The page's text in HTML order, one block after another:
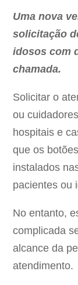
Uma nova
solicitação
idosos com
chamada.
Solicitar o
ou
hospitais e
que os
instalados
pacientes ou
No entanto,
complicada
alcance da
atendimento.